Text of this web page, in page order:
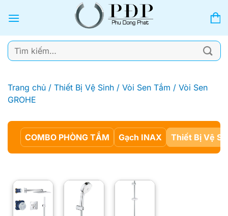
qua
dung
Tìm
kiếm:
Trang chủ / Thiết Bị Vệ Sinh / Vòi Sen Tắm / Vòi Sen
GROHE
COMBO PHÒNG TẮM Gạch INAX Thiết Bị Vệ